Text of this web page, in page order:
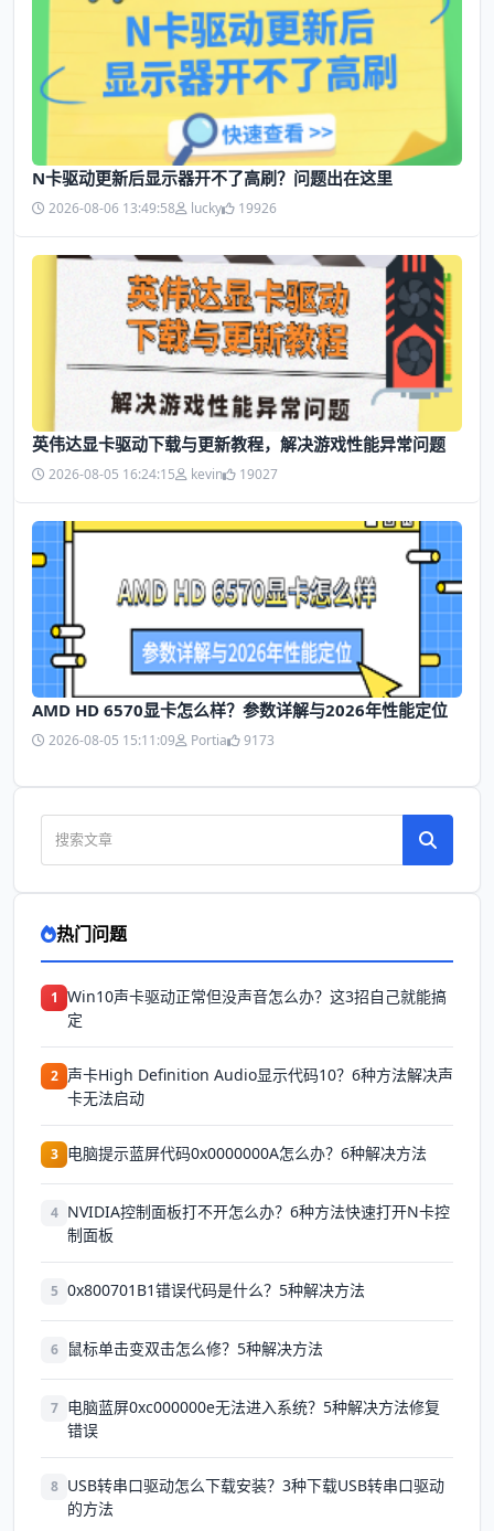
N卡驱动更新后显示器开不了高刷？问题出在这里
2026-08-06 13:49:58 lucky 19926
英伟达显卡驱动下载与更新教程，解决游戏性能异常问题
2026-08-05 16:24:15 kevin 19027
AMD HD 6570显卡怎么样？参数详解与2026年性能定位
2026-08-05 15:11:09 Portia 9173
热门问题
1 Win10声卡驱动正常但没声音怎么办？这3招自己就能搞
定
2 声卡High Definition Audio显示代码10？6种方法解决声
卡无法启动
3 电脑提示蓝屏代码0x0000000A怎么办？6种解决方法
4 NVIDIA控制面板打不开怎么办？6种方法快速打开N卡控
制面板
5 0x800701B1错误代码是什么？5种解决方法
6 鼠标单击变双击怎么修？5种解决方法
7 电脑蓝屏0xc000000e无法进入系统？5种解决方法修复
错误
8 USB转串口驱动怎么下载安装？3种下载USB转串口驱动
的方法